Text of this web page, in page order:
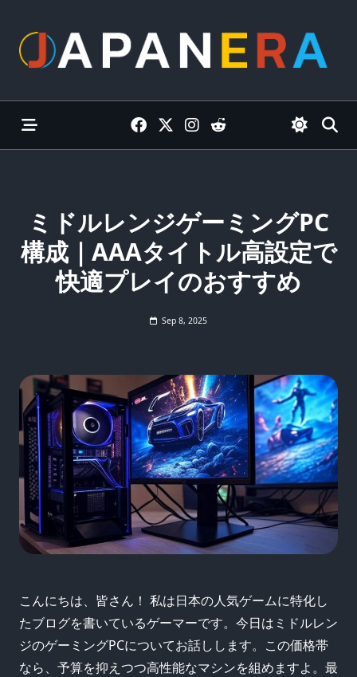
content
ミドルレンジゲーミングPC
構成｜AAAタイトル高設定で
快適プレイのおすすめ
Sep 8, 2025
こんにちは、皆さん！ 私は日本の人気ゲームに特化し
たブログを書いているゲーマーです。今日はミドルレン
ジのゲーミングPCについてお話しします。この価格帯
なら、予算を抑えつつ高性能なマシンを組めますよ。最